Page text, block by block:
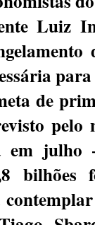
Luiz
de
em
bilhões